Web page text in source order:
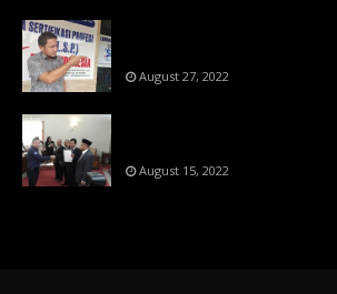
August 27, 2022
August 15, 2022